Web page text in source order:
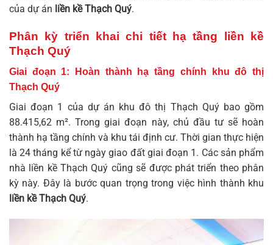
của dự án liền kề Thạch Quý.
Phân kỳ triển khai chi tiết hạ tầng liền kề
Thạch Quý
Giai đoạn 1: Hoàn thành hạ tầng chính khu đô thị
Thạch Quý
Giai đoạn 1 của dự án khu đô thị Thạch Quý bao gồm
88.415,62 m². Trong giai đoạn này, chủ đầu tư sẽ hoàn
thành hạ tầng chính và khu tái định cư. Thời gian thực hiện
là 24 tháng kể từ ngày giao đất giai đoạn 1. Các sản phẩm
nhà liền kề Thạch Quý cũng sẽ được phát triển theo phân
kỳ này. Đây là bước quan trọng trong việc hình thành khu
liền kề Thạch Quý.